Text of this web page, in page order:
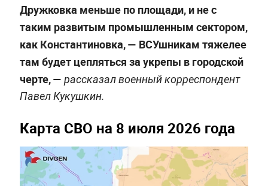
Дружковка меньше по площади, и не с
таким развитым промышленным сектором,
как Константиновка, — ВСУшникам тяжелее
там будет цепляться за укрепы в городской
черте, — рассказал военный корреспондент
Павел Кукушкин.
Карта СВО на 8 июля 2026 года